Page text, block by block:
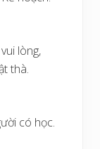
lòng,
thà.
có học.